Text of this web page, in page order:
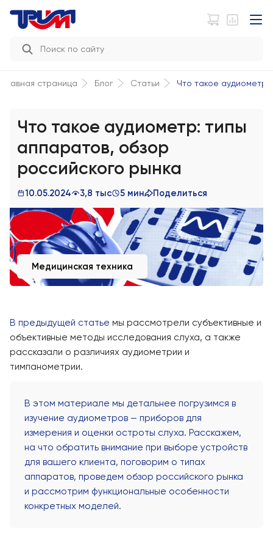
Главная страница Блог Статьи Что такое аудиометр:
Что такое аудиометр: типы
аппаратов, обзор
российского рынка
10.05.2024 3,8 тыс 5 мин Поделиться
Медицинская техника
В предыдущей статье мы рассмотрели субъективные и
объективные методы исследования слуха, а также
рассказали о различиях аудиометрии и
тимпанометрии.
В этом материале мы детальнее погрузимся в
изучение аудиометров — приборов для
измерения и оценки остроты слуха. Расскажем,
на что обратить внимание при выборе устройств
для вашего клиента, поговорим о типах
аппаратов, проведем обзор российского рынка
и рассмотрим функциональные особенности
конкретных моделей.